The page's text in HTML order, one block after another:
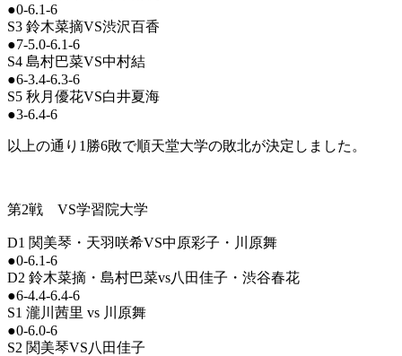
●0-6.1-6
S3 鈴木菜摘VS渋沢百香
●7-5.0-6.1-6
S4 島村巴菜VS中村結
●6-3.4-6.3-6
S5 秋月優花VS白井夏海
●3-6.4-6
以上の通り1勝6敗で順天堂大学の敗北が決定しました。
第2戦 VS学習院大学
D1 関美琴・天羽咲希VS中原彩子・川原舞
●0-6.1-6
D2 鈴木菜摘・島村巴菜vs八田佳子・渋谷春花
●6-4.4-6.4-6
S1 瀧川茜里 vs 川原舞
●0-6.0-6
S2 関美琴VS八田佳子